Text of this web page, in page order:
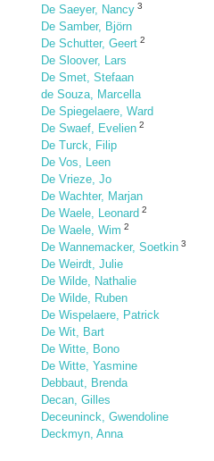
De Saeyer, Nancy 3
De Samber, Björn
De Schutter, Geert 2
De Sloover, Lars
De Smet, Stefaan
de Souza, Marcella
De Spiegelaere, Ward
De Swaef, Evelien 2
De Turck, Filip
De Vos, Leen
De Vrieze, Jo
De Wachter, Marjan
De Waele, Leonard 2
De Waele, Wim 2
De Wannemacker, Soetkin 3
De Weirdt, Julie
De Wilde, Nathalie
De Wilde, Ruben
De Wispelaere, Patrick
De Wit, Bart
De Witte, Bono
De Witte, Yasmine
Debbaut, Brenda
Decan, Gilles
Deceuninck, Gwendoline
Deckmyn, Anna